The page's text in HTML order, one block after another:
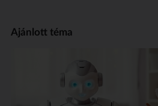
Ajánlott téma